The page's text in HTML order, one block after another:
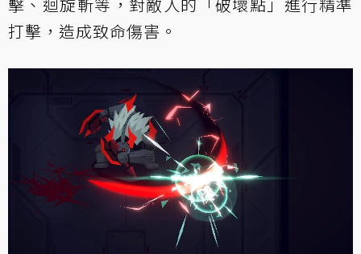
打擊，造成致命傷害。